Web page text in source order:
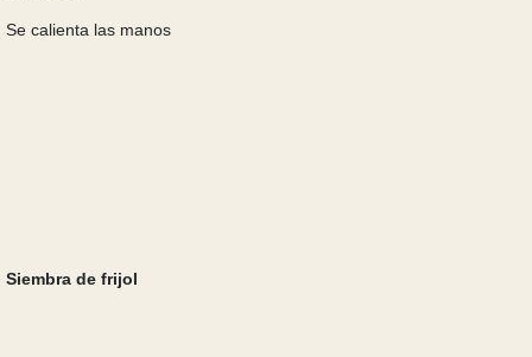
Se calienta las manos
Siembra de frijol